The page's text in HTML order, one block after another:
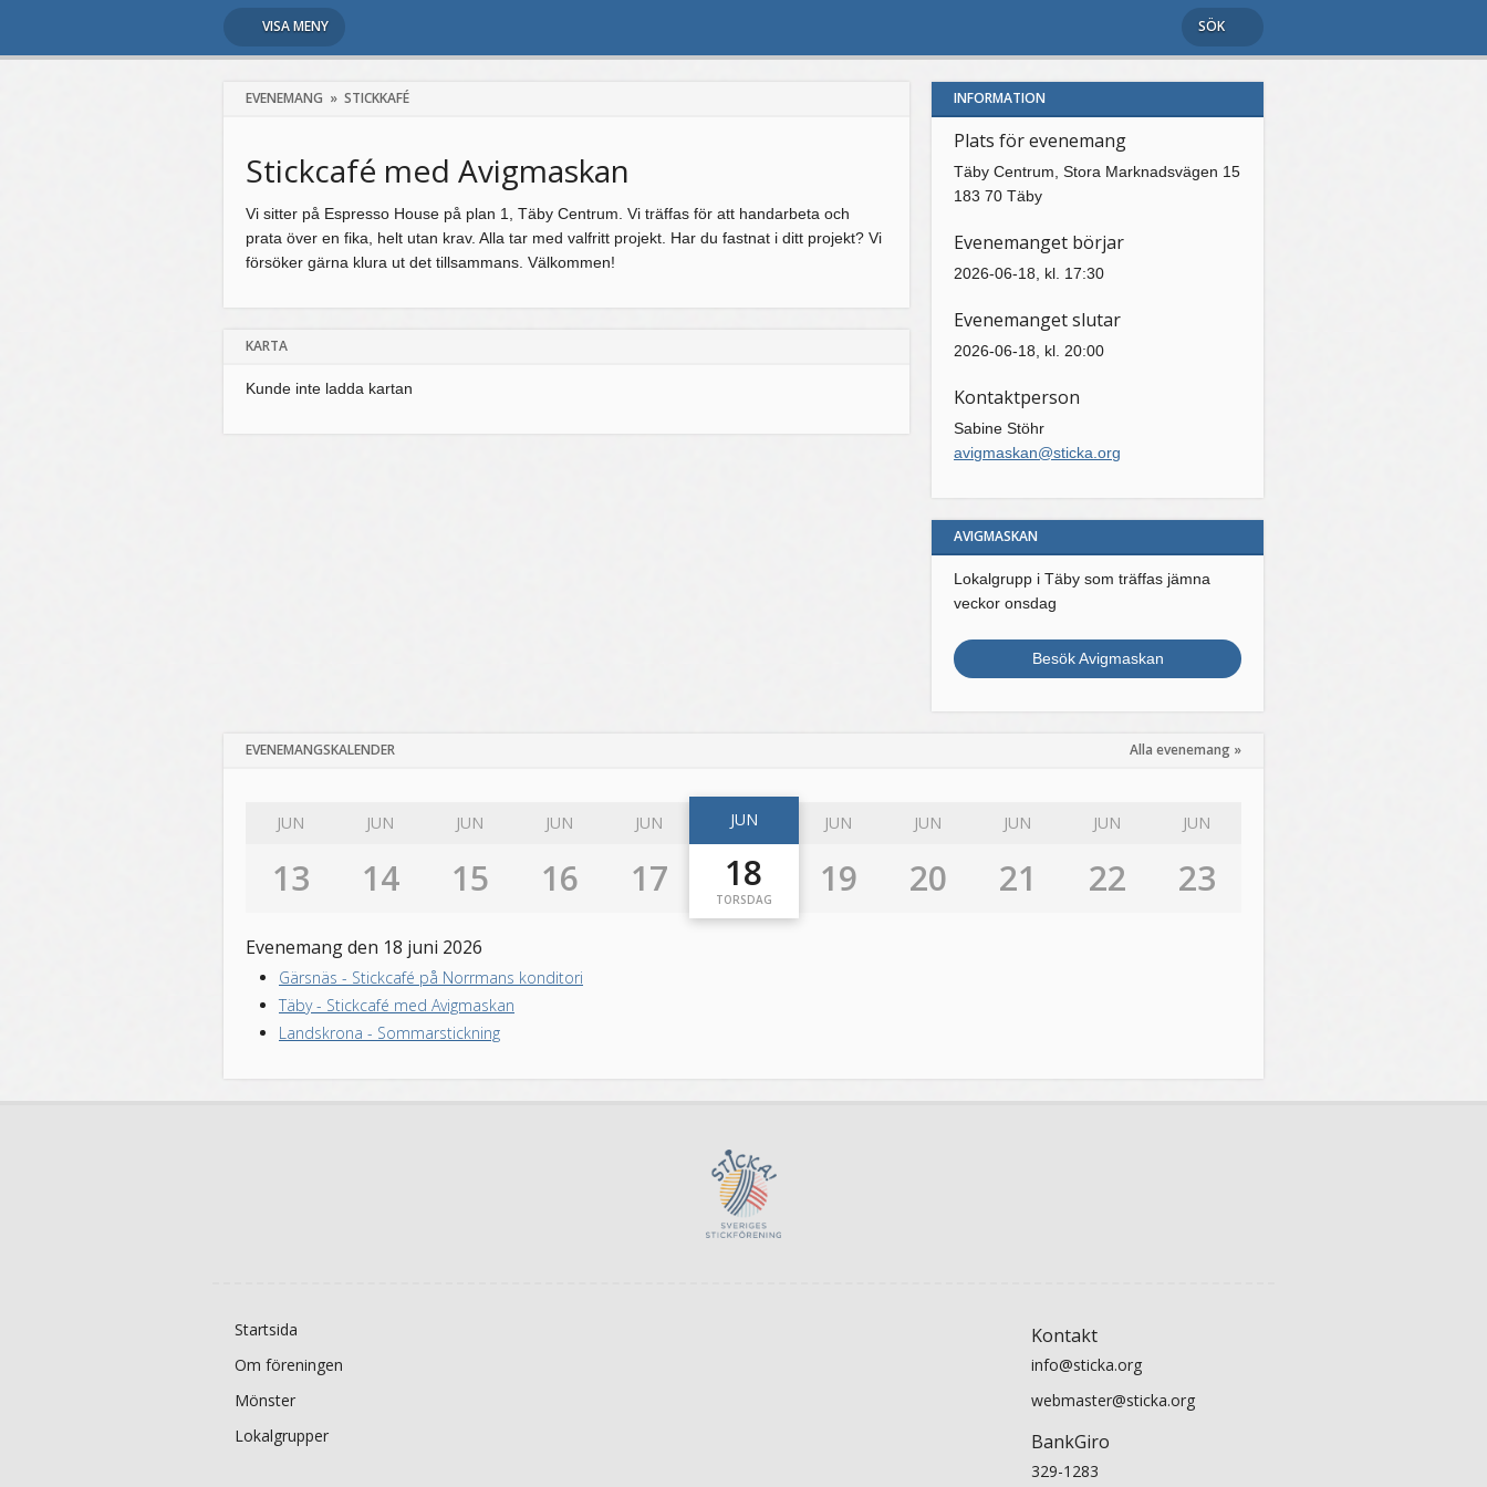
VISA MENY SÖK
EVENEMANG » STICKKAFÉ
Stickcafé med Avigmaskan
Vi sitter på Espresso House på plan 1, Täby Centrum. Vi träffas för att handarbeta och
prata över en fika, helt utan krav. Alla tar med valfritt projekt. Har du fastnat i ditt projekt? Vi
försöker gärna klura ut det tillsammans. Välkommen!
INFORMATION
Plats för evenemang
Täby Centrum, Stora Marknadsvägen 15
183 70 Täby
Evenemanget börjar
2026-06-18, kl. 17:30
Evenemanget slutar
2026-06-18, kl. 20:00
Kontaktperson
Sabine Stöhr
avigmaskan@sticka.org
AVIGMASKAN
Lokalgrupp i Täby som träffas jämna
veckor onsdag
Besök Avigmaskan
KARTA
Kunde inte ladda kartan
EVENEMANGSKALENDER Alla evenemang »
JUN
13
JUN
14
JUN
15
JUN
16
JUN
17
JUN
18
TORSDAG
JUN
19
JUN
20
JUN
21
JUN
22
JUN
23
Evenemang den 18 juni 2026
Gärsnäs - Stickcafé på Norrmans konditori
Täby- Stickcafé med Avigmaskan
Landskrona - Sommarstickning
Startsida
Om föreningen
Mönster
Lokalgrupper
Kontakt
info@sticka.org
webmaster@sticka.org
BankGiro
329-1283